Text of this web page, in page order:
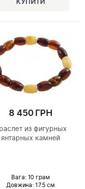
8 450 ГРН
из фигурных
янтарных камней
Вага: 10 грам
Довжина: 17.5 см